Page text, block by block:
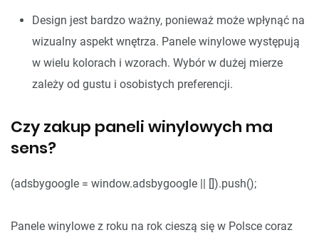
Design jest bardzo ważny, ponieważ może wpłynąć na
wizualny aspekt wnętrza. Panele winylowe występują
w wielu kolorach i wzorach. Wybór w dużej mierze
zależy od gustu i osobistych preferencji.
Czy zakup paneli winylowych ma
sens?
(adsbygoogle = window.adsbygoogle || []).push();
Panele winylowe z roku na rok cieszą się w Polsce coraz